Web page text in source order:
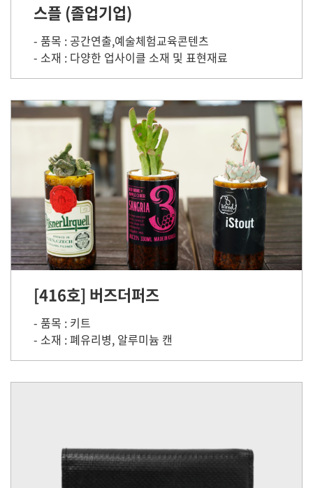
스플 (졸업기업)
- 품목 : 공간연출,예술체험교육콘텐츠
- 소재 : 다양한 업사이클 소재 및 표현재료
[416호] 버즈더퍼즈
- 품목 : 키트
- 소재 : 폐유리병, 알루미늄 캔